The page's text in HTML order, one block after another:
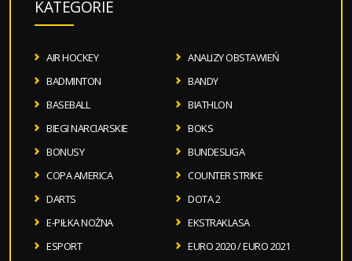
KATEGORIE
AIR HOCKEY
ANALIZY OBSTAWIEŃ
BADMINTON
BANDY
BASEBALL
BIATHLON
BIEGI NARCIARSKIE
BOKS
BONUSY
BUNDESLIGA
COPA AMERICA
COUNTER STRIKE
DARTS
DOTA 2
E-PIŁKA NOŻNA
EKSTRAKLASA
ESPORT
EURO 2020 / EURO 2021